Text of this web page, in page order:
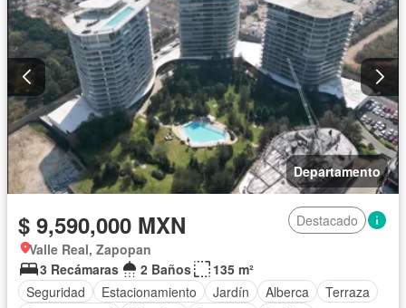
Televisión por cable
Asador
Vista panorámica
Recámara con closet
Caseta de vigilancia Sauna
Wifi
Permite mascotas
Permite niños
Solo familias
Sin amueblar
Departamento
$ 9,590,000 MXN
Destacado
Valle Real, Zapopan
3 Recámaras
2 Baños
135 m²
Seguridad
Estacionamiento Jardín Alberca
Terraza